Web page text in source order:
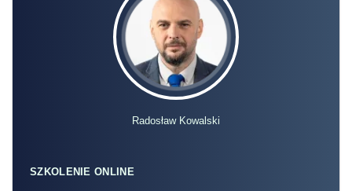
Radosław Kowalski
SZKOLENIE ONLINE